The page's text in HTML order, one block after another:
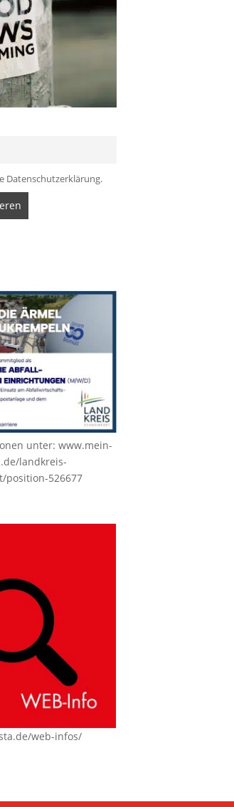
Datenschutzerklärung.
unter:www.mein-
landkreis-
position-526677
web-infos/